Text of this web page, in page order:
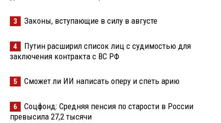
3 Законы, вступающие в силу в августе
4
Путин расширил список лиц с судимостью для
заключения контракта с ВС РФ
5 Сможет ли ИИ написать оперу и спеть арию
6
Соцфонд: Средняя пенсия по старости в России
превысила 27,2 тысячи